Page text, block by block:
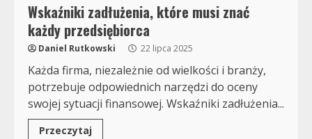
Wskaźniki zadłużenia, które musi znać
każdy przedsiębiorca
Daniel Rutkowski 22 lipca 2025
Każda firma, niezależnie od wielkości i branży,
potrzebuje odpowiednich narzędzi do oceny
swojej sytuacji finansowej. Wskaźniki zadłużenia...
Przeczytaj